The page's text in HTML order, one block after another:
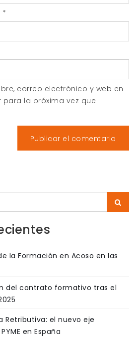
*
correo electrónico y web en
la próxima vez que
la Formación en Acoso en las
del contrato formativo tras el
Retributiva: el nuevo eje
en España